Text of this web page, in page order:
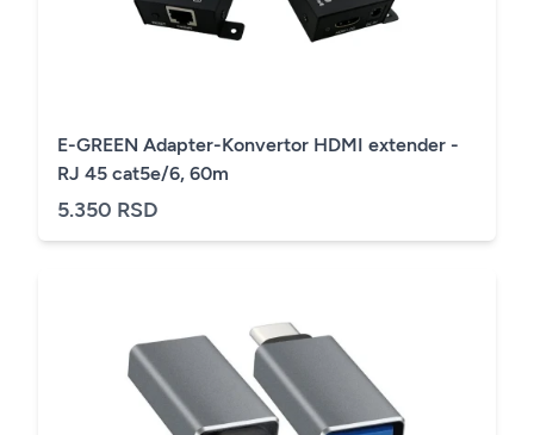
E-GREEN Adapter-Konvertor HDMI extender -
RJ 45 cat5e/6, 60m
5.350 RSD